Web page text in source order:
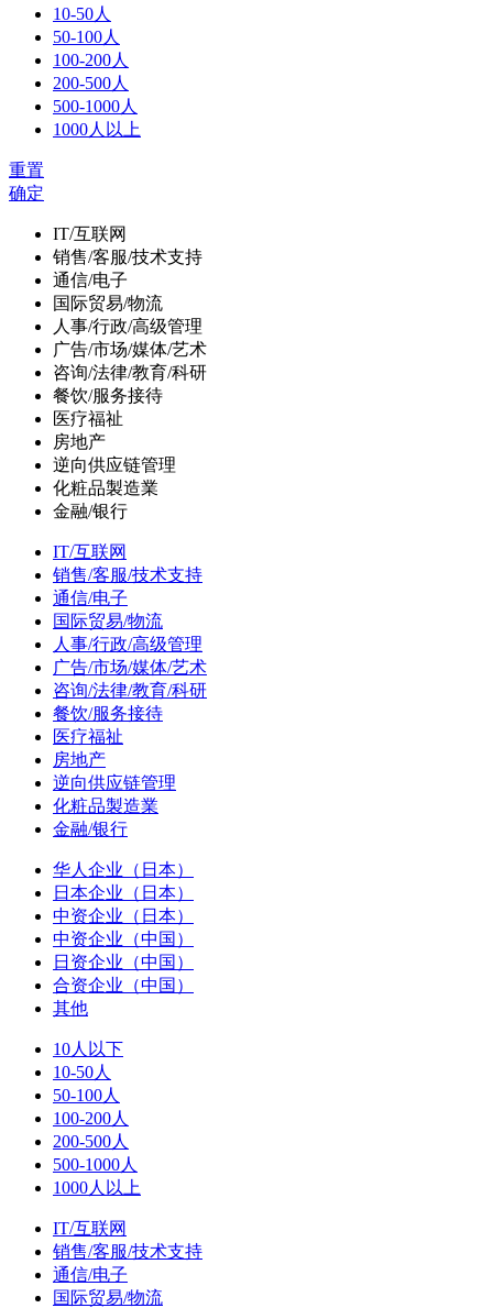
10-50人
50-100人
100-200人
200-500人
500-1000人
1000人以上
重置
确定
IT/互联网
销售/客服/技术支持
通信/电子
国际贸易/物流
人事/行政/高级管理
广告/市场/媒体/艺术
咨询/法律/教育/科研
餐饮/服务接待
医疗福祉
房地产
逆向供应链管理
化粧品製造業
金融/银行
IT/互联网
销售/客服/技术支持
通信/电子
国际贸易/物流
人事/行政/高级管理
广告/市场/媒体/艺术
咨询/法律/教育/科研
餐饮/服务接待
医疗福祉
房地产
逆向供应链管理
化粧品製造業
金融/银行
华人企业（日本）
日本企业（日本）
中资企业（日本）
中资企业（中国）
日资企业（中国）
合资企业（中国）
其他
10人以下
10-50人
50-100人
100-200人
200-500人
500-1000人
1000人以上
IT/互联网
销售/客服/技术支持
通信/电子
国际贸易/物流